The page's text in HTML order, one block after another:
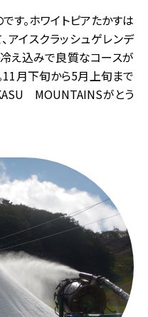
す。ホワイトピアたかすは
アイスクラッシュゲレンデ
え込みで良質なコースが
11月下旬から5月上旬まで
MOUNTAINSがとう